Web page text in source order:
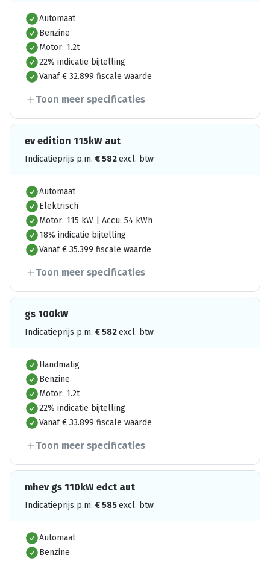
Automaat
Benzine
Motor: 1.2t
22% indicatie bijtelling
Vanaf € 32.899 fiscale waarde
Toon meer specificaties
ev edition 115kW aut
Indicatieprijs p.m. €582excl. btw
Automaat
Elektrisch
Motor: 115 kW | Accu: 54 kWh
18% indicatie bijtelling
Vanaf € 35.399 fiscale waarde
Toon meer specificaties
gs 100kW
Indicatieprijs p.m. €582excl. btw
Handmatig
Benzine
Motor: 1.2t
22% indicatie bijtelling
Vanaf € 33.899 fiscale waarde
Toon meer specificaties
mhev gs 110kW edct aut
Indicatieprijs p.m. €585excl. btw
Automaat
Benzine